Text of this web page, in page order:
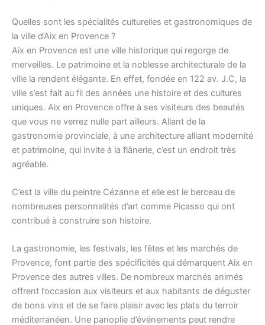
Quelles sont les spécialités culturelles et gastronomiques de
la ville d’Aix en Provence ?
Aix en Provence est une ville historique qui regorge de
merveilles. Le patrimoine et la noblesse architecturale de la
ville la rendent élégante. En effet, fondée en 122 av. J.C, la
ville s’est fait au fil des années une histoire et des cultures
uniques. Aix en Provence offre à ses visiteurs des beautés
que vous ne verrez nulle part ailleurs. Allant de la
gastronomie provinciale, à une architecture alliant modernité
et patrimoine, qui invite à la flânerie, c’est un endroit très
agréable.
C’est la ville du peintre Cézanne et elle est le berceau de
nombreuses personnalités d’art comme Picasso qui ont
contribué à construire son histoire.
La gastronomie, les festivals, les fêtes et les marchés de
Provence, font partie des spécificités qui démarquent Aix en
Provence des autres villes. De nombreux marchés animés
offrent l’occasion aux visiteurs et aux habitants de déguster
de bons vins et de se faire plaisir avec les plats du terroir
méditerranéen. Une panoplie d’événements peut rendre